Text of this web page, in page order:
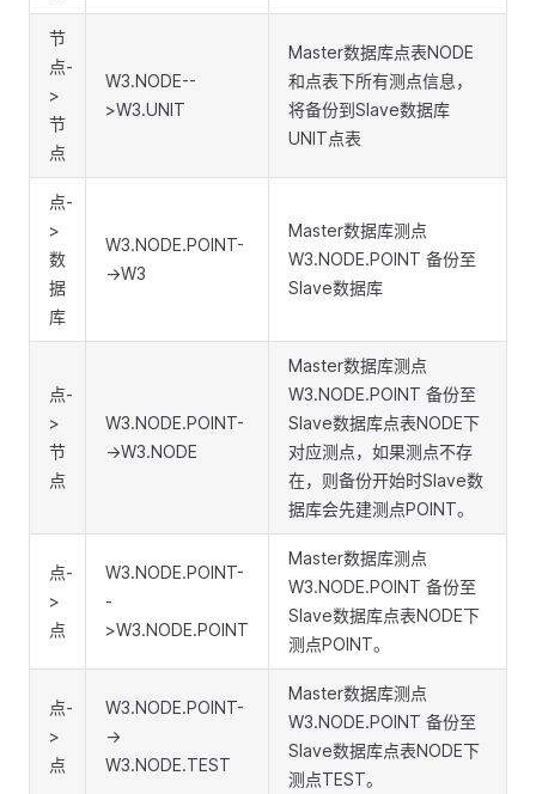
节
点-
>
节
点
W3.NODE--
>W3.UNIT
Master数据库点表NODE
和点表下所有测点信息，
将备份到Slave数据库
UNIT点表
点-
>
数
据
库
W3.NODE.POINT-
->W3
Master数据库测点
W3.NODE.POINT 备份至
Slave数据库
点-
>
节
点
W3.NODE.POINT-
->W3.NODE
Master数据库测点
W3.NODE.POINT 备份至
Slave数据库点表NODE下
对应测点，如果测点不存
在，则备份开始时Slave数
据库会先建测点POINT。
点-
>
点
W3.NODE.POINT-
-
>W3.NODE.POINT
Master数据库测点
W3.NODE.POINT 备份至
Slave数据库点表NODE下
测点POINT。
点-
>
点
W3.NODE.POINT-
->
W3.NODE.TEST
Master数据库测点
W3.NODE.POINT 备份至
Slave数据库点表NODE下
测点TEST。